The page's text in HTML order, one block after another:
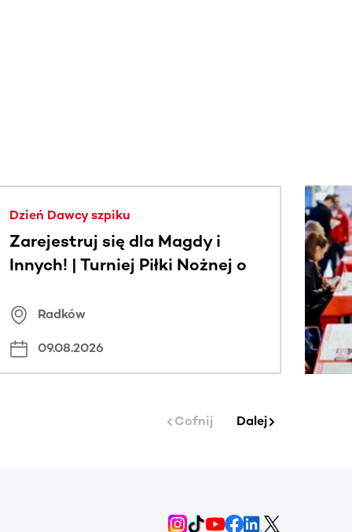
Dzień Dawcy szpiku
Zarejestruj się dla Magdy i
Innych! | Turniej Piłki Nożnej o
Radków
09.08.2026
Cofnij Dalej